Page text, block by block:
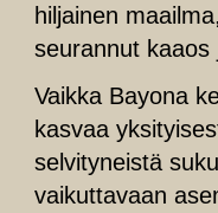
hiljainen
seurannut
Vaikka Bayona
kasvaa
selvityneistä
vaikuttavaan